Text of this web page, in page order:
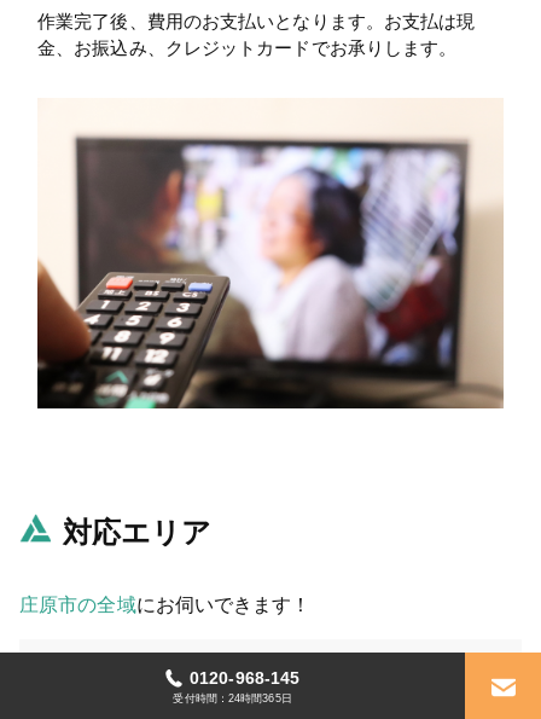
作業完了後、費用のお支払いとなります。お支払は現
金、お振込み、クレジットカードでお承りします。
対応エリア
庄原市の全域にお伺いできます！
0120-968-145
受付時間：24時間365日